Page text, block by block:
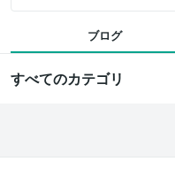
ブログ
すべてのカテゴリ